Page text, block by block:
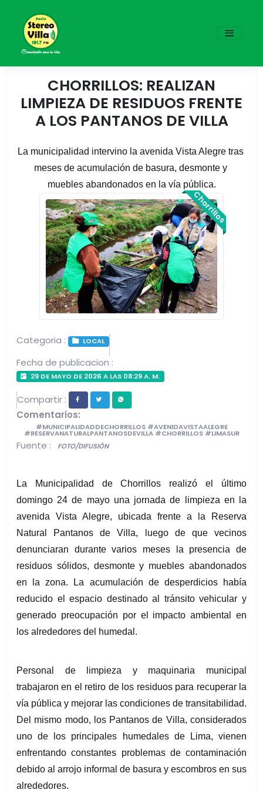
CHORRILLOS: REALIZAN
LIMPIEZA DE RESIDUOS FRENTE
A LOS PANTANOS DE VILLA
La municipalidad intervino la avenida Vista Alegre tras
meses de acumulación de basura, desmonte y
muebles abandonados en la vía pública.
Chorrillos
Categoria : LOCAL
Fecha de publicacion :
29 DE MAYO DE 2026 A LAS 08:29 A. M.
Compartir :
Comentarios:
#MUNICIPALIDADDECHORRILLOS #AVENIDAVISTAALEGRE
#RESERVANATURALPANTANOSDEVILLA #CHORRILLOS #LIMASUR
Fuente : FOTO/DIFUSIÓN
La Municipalidad de Chorrillos realizó el último
domingo 24 de mayo una jornada de limpieza en la
avenida Vista Alegre, ubicada frente a la Reserva
Natural Pantanos de Villa, luego de que vecinos
denunciaran durante varios meses la presencia de
residuos sólidos, desmonte y muebles abandonados
en la zona. La acumulación de desperdicios había
reducido el espacio destinado al tránsito vehicular y
generado preocupación por el impacto ambiental en
los alrededores del humedal.
Personal de limpieza y maquinaria municipal
trabajaron en el retiro de los residuos para recuperar la
vía pública y mejorar las condiciones de transitabilidad.
Del mismo modo, los Pantanos de Villa, considerados
uno de los principales humedales de Lima, vienen
enfrentando constantes problemas de contaminación
debido al arrojo informal de basura y escombros en sus
alrededores.